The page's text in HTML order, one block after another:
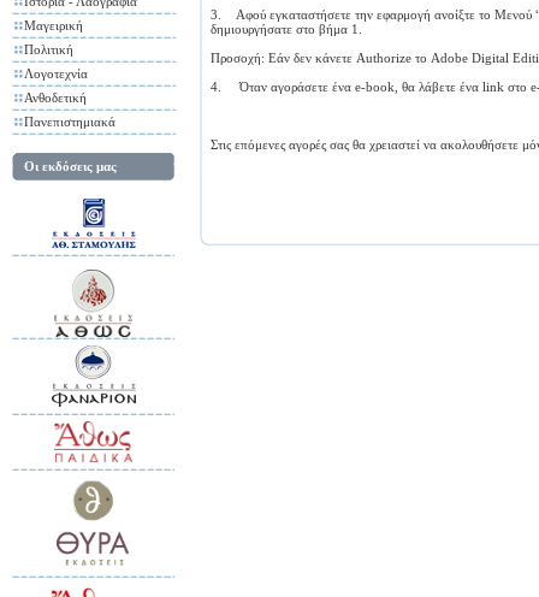
Μαγειρική
Πολιτική
Λογοτεχνία
Ανθοδετική
Πανεπιστημιακά
Οι εκδόσεις μας
3. Αφού εγκαταστήσετε την εφαρμογή ανοίξτε το
δημιουργήσατε στο βήμα 1.
Προσοχή: Εάν δεν κάνετε Authorize το Adobe Digital
4. Όταν αγοράσετε ένα e-book, θα λάβετε ένα link στο
Στις επόμενες αγορές σας θα χρειαστεί να ακολουθήσετε